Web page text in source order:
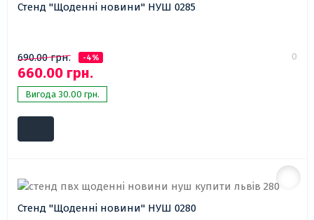
Стенд "Щоденні новини" НУШ 0285
690.00 грн. -4%
660.00 грн.
Вигода 30.00 грн.
0
Стенд "Щоденні новини" НУШ 0280